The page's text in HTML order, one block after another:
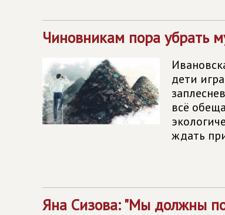
Чиновникам пора убрать
дети
всё
ждать
Яна Сизова: "Мы должны